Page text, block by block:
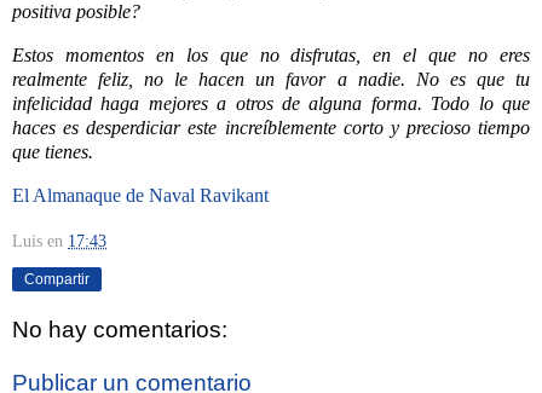
positiva posible?
Estos momentos en los que no disfrutas, en el que no eres
realmente feliz, no le hacen un favor a nadie. No es que tu
infelicidad haga mejores a otros de alguna forma. Todo lo que
haces es desperdiciar este increíblemente corto y precioso tiempo
que tienes.
El Almanaque de Naval Ravikant
Luis en 17:43
Compartir
No hay comentarios:
Publicar un comentario